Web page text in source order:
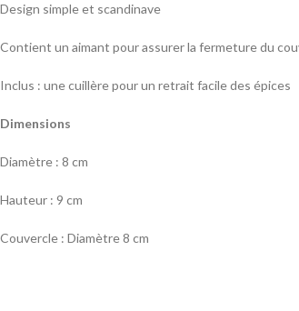
Design simple et scandinave
Contient un aimant pour assurer la fermeture du
Inclus : une cuillère pour un retrait facile des épices
Dimensions
Diamètre : 8 cm
Hauteur : 9 cm
Couvercle : Diamètre 8 cm